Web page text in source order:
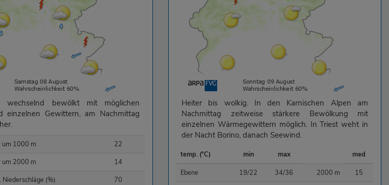
wechselnd bewölkt mit möglichen
einzelnen Gewittern, am Nachmittag
um 1000 m
22
um 2000 m
14
(%)
70
Heiter bis wolkig. In den Karnischen Alpen am
Nachmittag zeitweise stärkere Bewölkung mit
einzelnen Wärmegewittern möglich. In Triest weht in
der Nacht Borino, danach Seewind.
temp. (°C) min max
med
Ebene
19/22 34/36 2000 m
15